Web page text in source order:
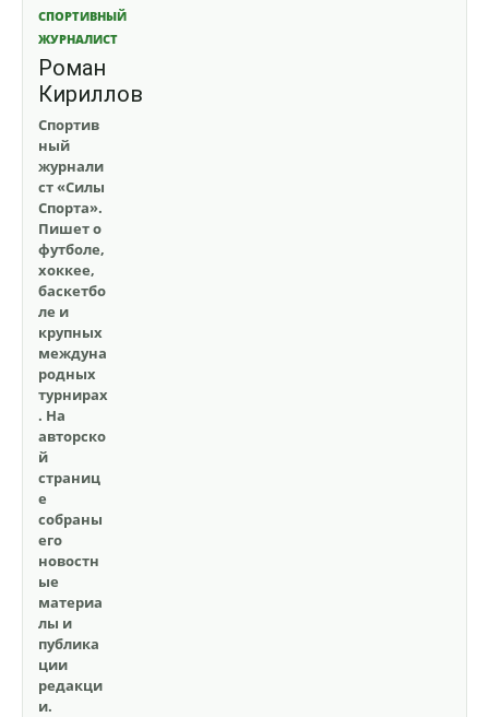
СПОРТИВНЫЙ
ЖУРНАЛИСТ
Роман
Кириллов
Спортив
ный
журнали
ст «Силы
Спорта».
Пишет о
футболе,
хоккее,
баскетбо
ле и
крупных
междуна
родных
турнирах
. На
авторско
й
страниц
е
собраны
его
новостн
ые
материа
лы и
публика
ции
редакци
и.